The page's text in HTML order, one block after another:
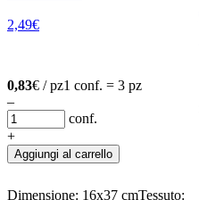
2,49€
0,83€ / pz1 conf. = 3 pz
–
conf.
+
Aggiungi al carrello
Dimensione: 16x37 cmTessuto: